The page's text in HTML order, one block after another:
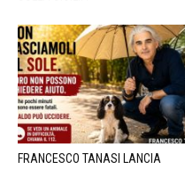
FRANCESCO TANASI LANCIA